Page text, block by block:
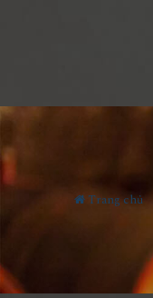
Trang chủ